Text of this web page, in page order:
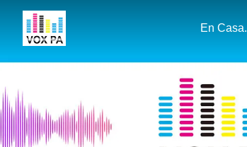
En Casa.